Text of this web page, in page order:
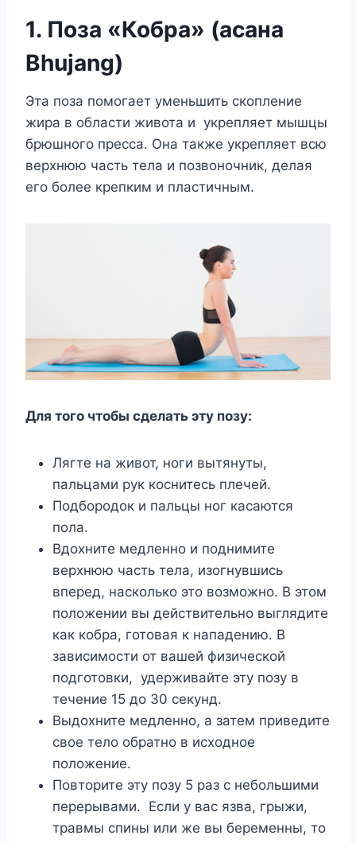
1. Поза «Кобра» (асана
Bhujang)
Эта поза помогает уменьшить скопление
жира в области живота и укрепляет мышцы
брюшного пресса. Она также укрепляет всю
верхнюю часть тела и позвоночник, делая
его более крепким и пластичным.
Для того чтобы сделать эту позу:
Лягте на живот, ноги вытянуты,
пальцами рук коснитесь плечей.
Подбородок и пальцы ног касаются
пола.
Вдохните медленно и поднимите
верхнюю часть тела, изогнувшись
вперед, насколько это возможно. В этом
положении вы действительно выглядите
как кобра, готовая к нападению. В
зависимости от вашей физической
подготовки, удерживайте эту позу в
течение 15 до 30 секунд.
Выдохните медленно, а затем приведите
свое тело обратно в исходное
положение.
Повторите эту позу 5 раз с небольшими
перерывами. Если у вас язва, грыжи,
травмы спины или же вы беременны, то